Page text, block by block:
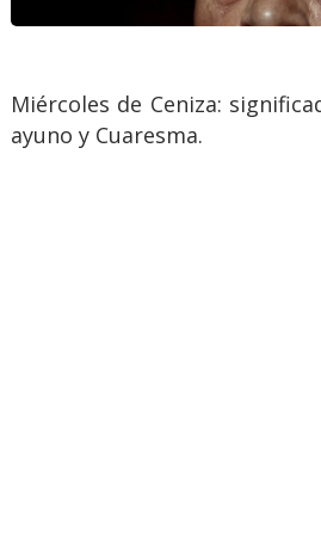
Miércoles de Ceniza:
ayuno y Cuaresma.